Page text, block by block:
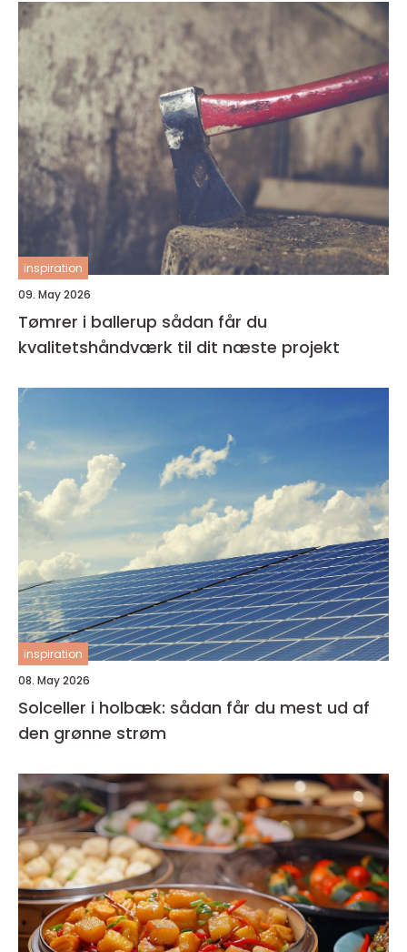
inspiration
09. May 2026
Tømrer i ballerup sådan får du
kvalitetshåndværk til dit næste projekt
inspiration
08. May 2026
Solceller i holbæk: sådan får du mest ud af
den grønne strøm